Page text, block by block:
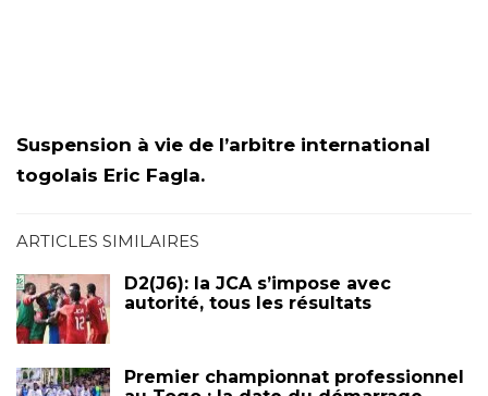
Suspension à vie de l’arbitre international
togolais Eric Fagla.
ARTICLES SIMILAIRES
D2(J6): la JCA s’impose avec
autorité, tous les résultats
Premier championnat professionnel